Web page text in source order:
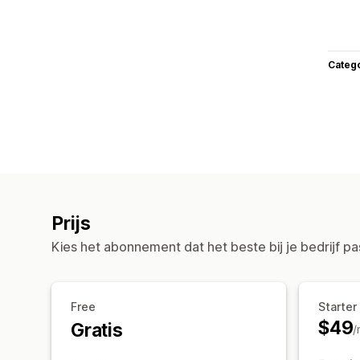
Prijs
Kies het abonnement dat het beste bij je bedrijf
Free
Gratis
Starter
$49/